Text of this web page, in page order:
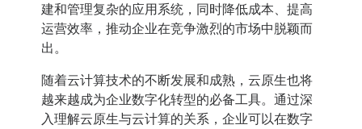
建和管理复杂的应用系统，同时降低成本、提高
运营效率，推动企业在竞争激烈的市场中脱颖而
出。
随着云计算技术的不断发展和成熟，云原生也将
越来越成为企业数字化转型的必备工具。通过深
入理解云原生与云计算的关系，企业可以在数字